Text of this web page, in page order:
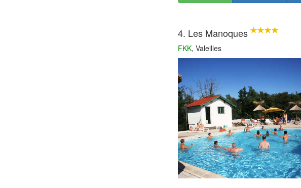
4. Les Manoques
FKK, Valeilles